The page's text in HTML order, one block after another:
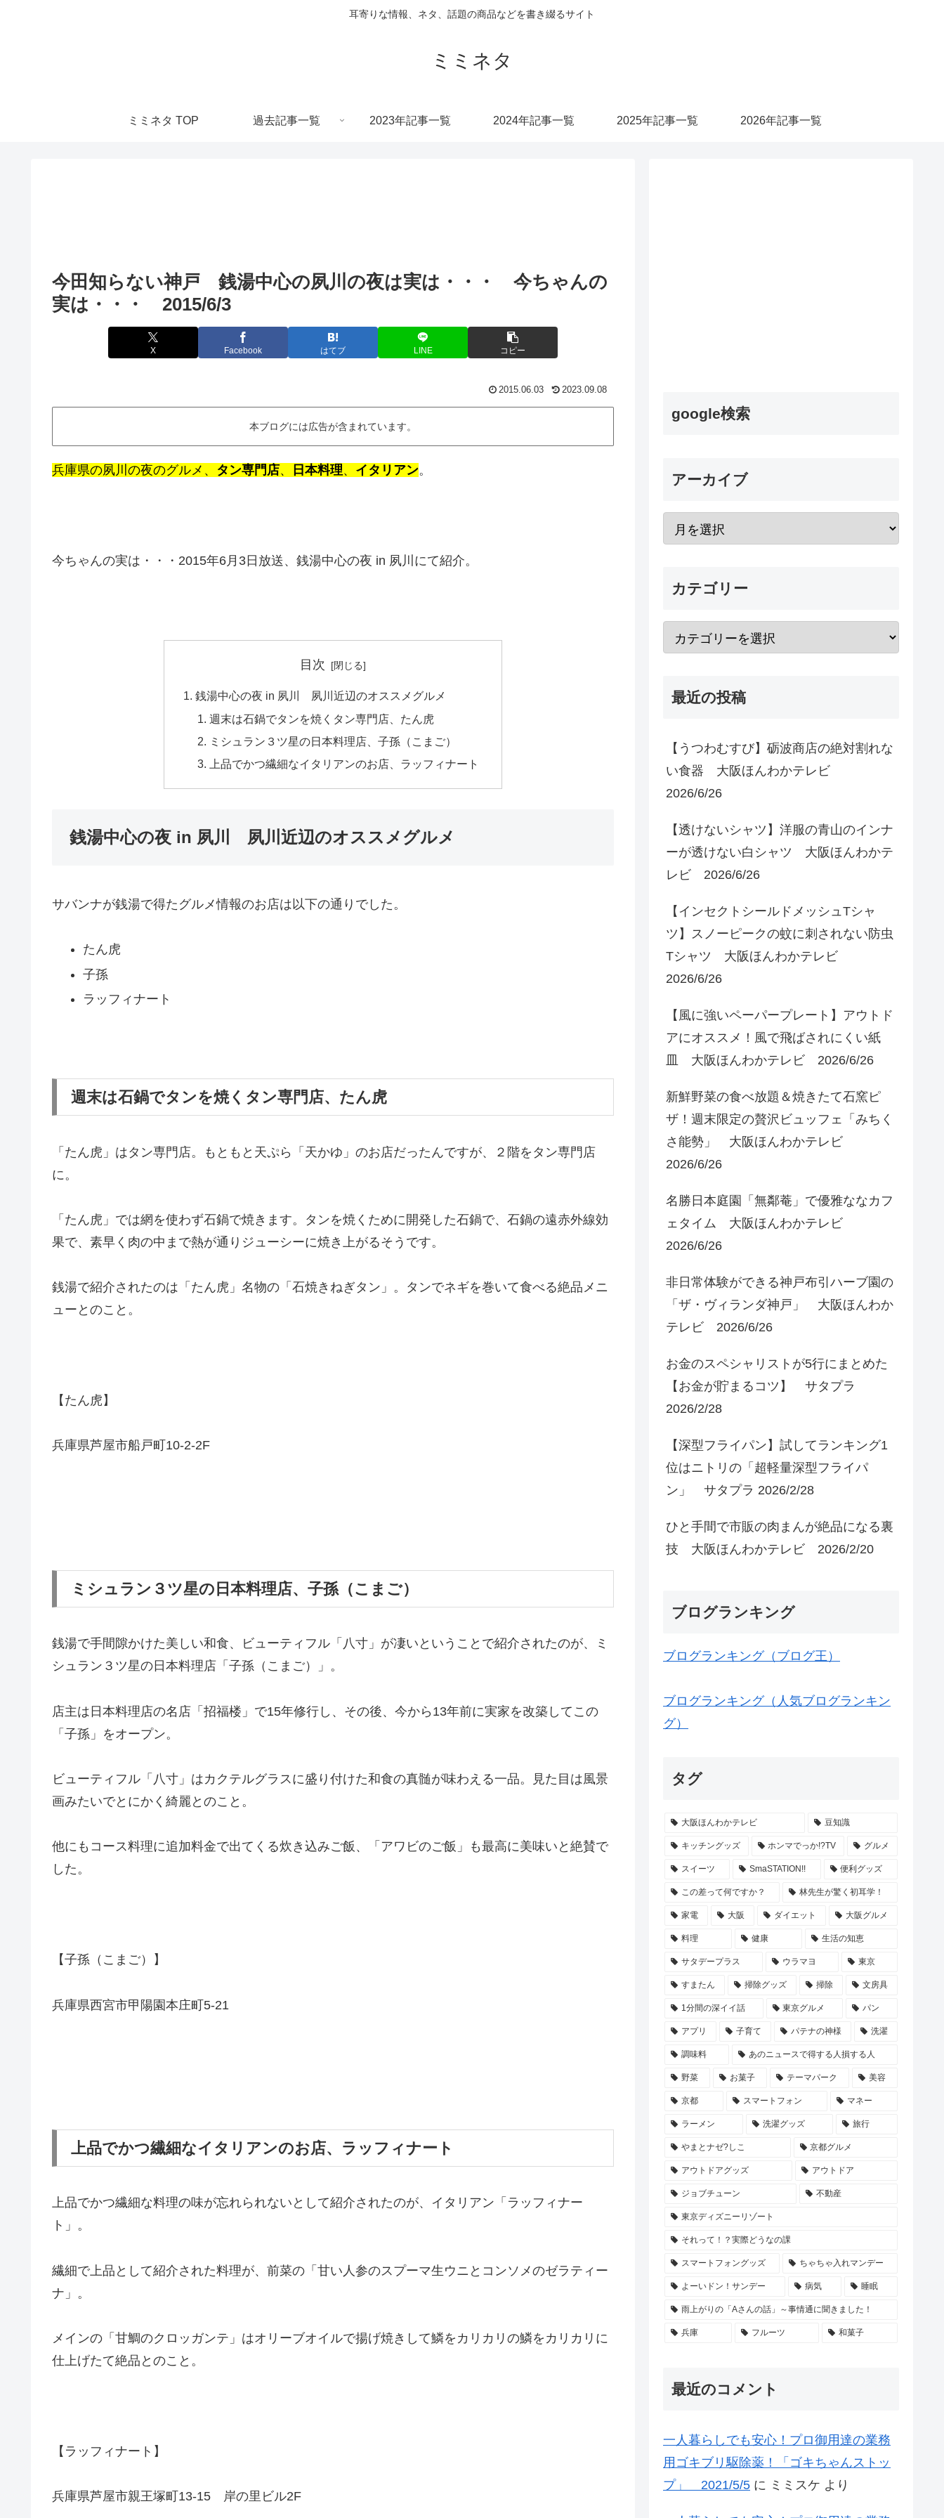
耳寄りな情報、ネタ、話題の商品などを書き綴るサイト
ミミネタ
ミミネタ TOP 過去記事一覧 2023年記事一覧 2024年記事一覧 2025年記事一覧 2026年記事一覧
今田知らない神戸 銭湯中心の夙川の夜は実は・・・ 今ちゃんの
実は・・・ 2015/6/3
X Facebook はてブ LINE コピー
2015.06.03 2023.09.08
本ブログには広告が含まれています。
兵庫県の夙川の夜のグルメ、 タン専門店、 日本料理、 イタリアン。
今ちゃんの実は・・・2015年6月3日放送、銭湯中心の夜 in 夙川にて紹介。
目次
銭湯中心の夜 in 夙川 夙川近辺のオススメグルメ
週末は石鍋でタンを焼くタン専門店、たん虎
ミシュラン３ツ星の日本料理店、子孫（こまご）
上品でかつ繊細なイタリアンのお店、ラッフィナート
銭湯中心の夜 in 夙川 夙川近辺のオススメグルメ
サバンナが銭湯で得たグルメ情報のお店は以下の通りでした。
たん虎
子孫
ラッフィナート
週末は石鍋でタンを焼くタン専門店、たん虎
「たん虎」はタン専門店。もともと天ぷら「天かゆ」のお店だったんですが、２階をタン専門店
に。
「たん虎」では網を使わず石鍋で焼きます。タンを焼くために開発した石鍋で、石鍋の遠赤外線効
果で、素早く肉の中まで熱が通りジューシーに焼き上がるそうです。
銭湯で紹介されたのは「たん虎」名物の「石焼きねぎタン」。タンでネギを巻いて食べる絶品メニ
ューとのこと。
【たん虎】
兵庫県芦屋市船戸町10-2-2F
ミシュラン３ツ星の日本料理店、子孫（こまご）
銭湯で手間隙かけた美しい和食、ビューティフル「八寸」が凄いということで紹介されたのが、ミ
シュラン３ツ星の日本料理店「子孫（こまご）」。
店主は日本料理店の名店「招福楼」で15年修行し、その後、今から13年前に実家を改築してこの
「子孫」をオープン。
ビューティフル「八寸」はカクテルグラスに盛り付けた和食の真髄が味わえる一品。見た目は風景
画みたいでとにかく綺麗とのこと。
他にもコース料理に追加料金で出てくる炊き込みご飯、「アワビのご飯」も最高に美味いと絶賛で
した。
【子孫（こまご）】
兵庫県西宮市甲陽園本庄町5-21
上品でかつ繊細なイタリアンのお店、ラッフィナート
上品でかつ繊細な料理の味が忘れられないとして紹介されたのが、イタリアン「ラッフィナー
ト」。
繊細で上品として紹介された料理が、前菜の「甘い人参のスプーマ生ウニとコンソメのゼラティー
ナ」。
メインの「甘鯛のクロッガンテ」はオリーブオイルで揚げ焼きして鱗をカリカリの鱗をカリカリに
仕上げたて絶品とのこと。
【ラッフィナート】
兵庫県芦屋市親王塚町13-15 岸の里ビル2F
google検索
アーカイブ
カテゴリー
最近の投稿
【うつわむすび】砺波商店の絶対割れな
い食器 大阪ほんわかテレビ
2026/6/26
【透けないシャツ】洋服の青山のインナ
ーが透けない白シャツ 大阪ほんわかテ
レビ 2026/6/26
【インセクトシールドメッシュTシャ
ツ】スノーピークの蚊に刺されない防虫
Tシャツ 大阪ほんわかテレビ
2026/6/26
【風に強いペーパープレート】アウトド
アにオススメ！風で飛ばされにくい紙
皿 大阪ほんわかテレビ 2026/6/26
新鮮野菜の食べ放題＆焼きたて石窯ピ
ザ！週末限定の贅沢ビュッフェ「みちく
さ能勢」 大阪ほんわかテレビ
2026/6/26
名勝日本庭園「無鄰菴」で優雅ななカフ
ェタイム 大阪ほんわかテレビ
2026/6/26
非日常体験ができる神戸布引ハーブ園の
「ザ・ヴィランダ神戸」 大阪ほんわか
テレビ 2026/6/26
お金のスペシャリストが5行にまとめた
【お金が貯まるコツ】 サタプラ
2026/2/28
【深型フライパン】試してランキング1
位はニトリの「超軽量深型フライパ
ン」 サタプラ 2026/2/28
ひと手間で市販の肉まんが絶品になる裏
技 大阪ほんわかテレビ 2026/2/20
ブログランキング
ブログランキング（ブログ王）
ブログランキング（人気ブログランキン
グ）
タグ
大阪ほんわかテレビ 豆知識
キッチングッズ ホンマでっか!?TV グルメ
スイーツ SmaSTATION!! 便利グッズ
この差って何ですか？ 林先生が驚く初耳学！
家電 大阪 ダイエット 大阪グルメ
料理 健康 生活の知恵
サタデープラス ウラマヨ 東京
すまたん 掃除グッズ 掃除 文房具
1分間の深イイ話 東京グルメ パン
アプリ 子育て パテナの神様 洗濯
調味料 あのニュースで得する人損する人
野菜 お菓子 テーマパーク 美容
京都 スマートフォン マネー
ラーメン 洗濯グッズ 旅行
やまとナゼ?しこ 京都グルメ
アウトドアグッズ アウトドア
ジョブチューン 不動産
東京ディズニーリゾート
それって！？実際どうなの課
スマートフォングッズ ちゃちゃ入れマンデー
よーいドン！サンデー 病気 睡眠
雨上がりの「Aさんの話」～事情通に聞きました！
兵庫 フルーツ 和菓子
最近のコメント
一人暮らしでも安心！プロ御用達の業務
用ゴキブリ駆除薬！「ゴキちゃんストッ
プ」 2021/5/5 に ミミスケ より